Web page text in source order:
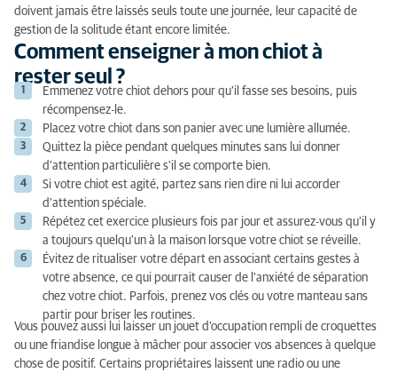
doivent jamais être laissés seuls toute une journée, leur capacité de
gestion de la solitude étant encore limitée.
Comment enseigner à mon chiot à
rester seul ?
Emmenez votre chiot dehors pour qu'il fasse ses besoins, puis
récompensez-le.
Placez votre chiot dans son panier avec une lumière allumée.
Quittez la pièce pendant quelques minutes sans lui donner
d'attention particulière s'il se comporte bien.
Si votre chiot est agité, partez sans rien dire ni lui accorder
d'attention spéciale.
Répétez cet exercice plusieurs fois par jour et assurez-vous qu'il y
a toujours quelqu'un à la maison lorsque votre chiot se réveille.
Évitez de ritualiser votre départ en associant certains gestes à
votre absence, ce qui pourrait causer de l'anxiété de séparation
chez votre chiot. Parfois, prenez vos clés ou votre manteau sans
partir pour briser les routines.
Vous pouvez aussi lui laisser un jouet d’occupation rempli de croquettes
ou une friandise longue à mâcher pour associer vos absences à quelque
chose de positif. Certains propriétaires laissent une radio ou une